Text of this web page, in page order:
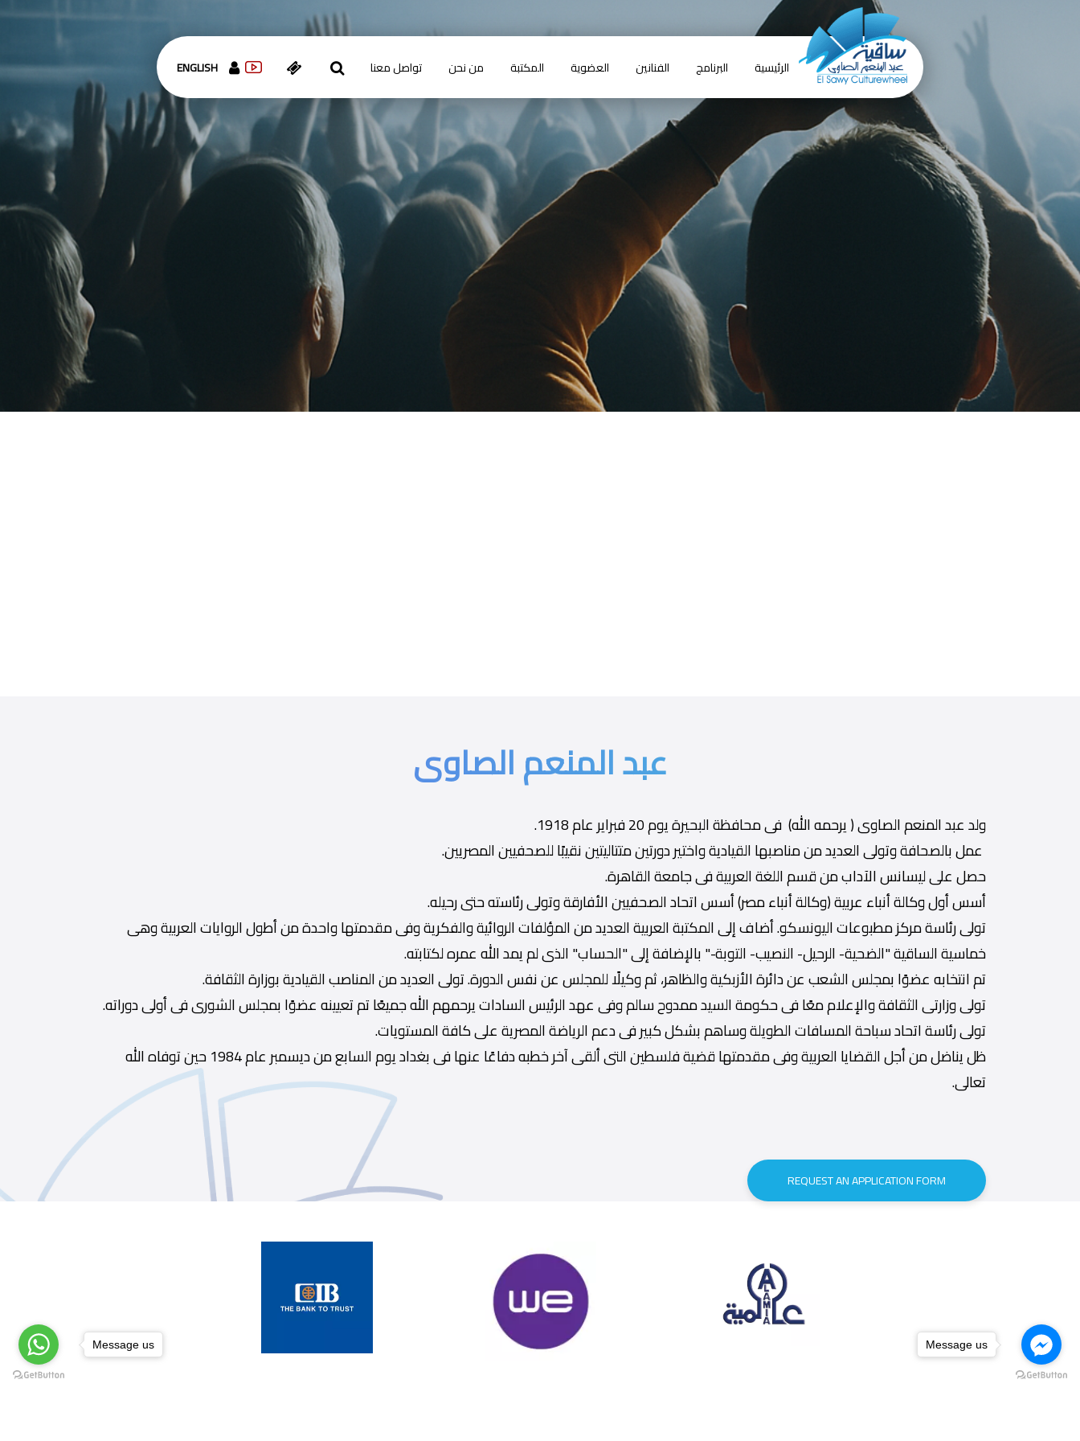
الرئيسية البرنامج الفنانين العضوية المكتبة من نحن تواصل معنا ENGLISH
عبد المنعم الصاوى
ولد عبد المنعم الصاوى ( يرحمه الله) فى محافظة البحيرة يوم 20 فبراير عام 1918.
عمل بالصحافة وتولى العديد من مناصبها القيادية واختير دورتين متتاليتين نقيبًا للصحفيين المصريين.
حصل على ليسانس الآداب من قسم اللغة العربية فى جامعة القاهرة.
أسس أول وكالة أنباء عربية (وكالة أنباء مصر) أسس اتحاد الصحفيين الأفارقة وتولى رئاسته حتى رحيله.
تولى رئاسة مركز مطبوعات اليونسكو. أضاف إلى المكتبة العربية العديد من المؤلفات الروائية والفكرية وفى مقدمتها واحدة من أطول الروايات العربية وهى
خماسية الساقية "الضحية- الرحيل- النصيب- التوبة-" بالإضافة إلى "الحساب" الذى لم يمد الله عمره لكتابته.
تم انتخابه عضوًا بمجلس الشعب عن دائرة الأزبكية والظاهر، ثم وكيلًا للمجلس عن نفس الدورة. تولى العديد من المناصب القيادية بوزارة الثقافة.
تولى وزارتى الثقافة والإعلام معًا فى حكومة السيد ممدوح سالم وفى عهد الرئيس السادات يرحمهم الله جميعًا تم تعيينه عضوًا بمجلس الشورى فى أولى دوراته.
تولى رئاسة اتحاد سباحة المسافات الطويلة وساهم بشكل كبير فى دعم الرياضة المصرية على كافة المستويات.
ظل يناضل من أجل القضايا العربية وفى مقدمتها قضية فلسطين التى ألقى آخر خطبه دفاعًا عنها فى بغداد يوم السابع من ديسمبر عام 1984 حين توفاه الله
تعالى.
REQUEST AN APPLICATION FORM
Message us
Message us